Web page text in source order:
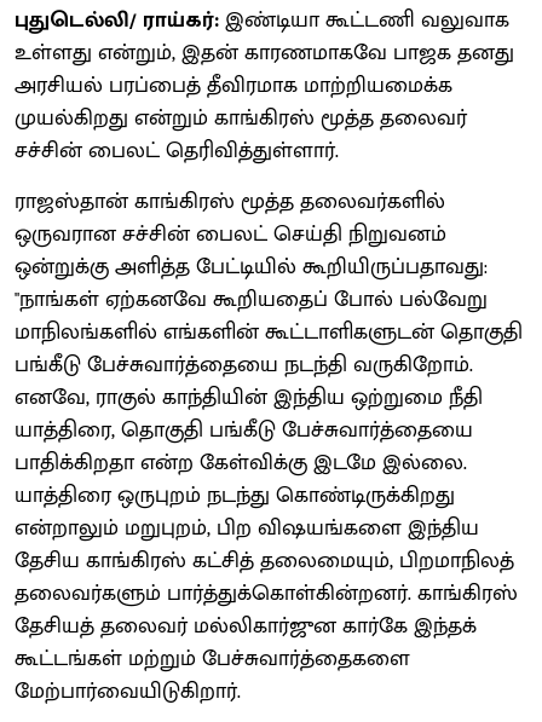
புதுடெல்லி/ ராய்கர்:இண்டியா கூட்டணி வலுவாக
உள்ளது என்றும், இதன் காரணமாகவே பாஜக தனது
அரசியல் பரப்பைத் தீவிரமாக மாற்றியமைக்க
முயல்கிறது என்றும் காங்கிரஸ் மூத்த தலைவர்
சச்சின் பைலட் தெரிவித்துள்ளார்.
ராஜஸ்தான் காங்கிரஸ் மூத்த தலைவர்களில்
ஒருவரான சச்சின் பைலட் செய்தி நிறுவனம்
ஒன்றுக்கு அளித்த பேட்டியில் கூறியிருப்பதாவது:
"நாங்கள் ஏற்கனவே கூறியதைப் போல் பல்வேறு
மாநிலங்களில் எங்களின் கூட்டாளிகளுடன் தொகுதி
பங்கீடு பேச்சுவார்த்தையை நடந்தி வருகிறோம்.
எனவே, ராகுல் காந்தியின் இந்திய ஒற்றுமை நீதி
யாத்திரை, தொகுதி பங்கீடு பேச்சுவார்த்தையை
பாதிக்கிறதா என்ற கேள்விக்கு இடமே இல்லை.
யாத்திரை ஒருபுறம் நடந்து கொண்டிருக்கிறது
என்றாலும் மறுபுறம், பிற விஷயங்களை இந்திய
தேசிய காங்கிரஸ் கட்சித் தலைமையும், பிறமாநிலத்
தலைவர்களும் பார்த்துக்கொள்கின்றனர். காங்கிரஸ்
தேசியத் தலைவர் மல்லிகார்ஜுன கார்கே இந்தக்
கூட்டங்கள் மற்றும் பேச்சுவார்த்தைகளை
மேற்பார்வையிடுகிறார்.